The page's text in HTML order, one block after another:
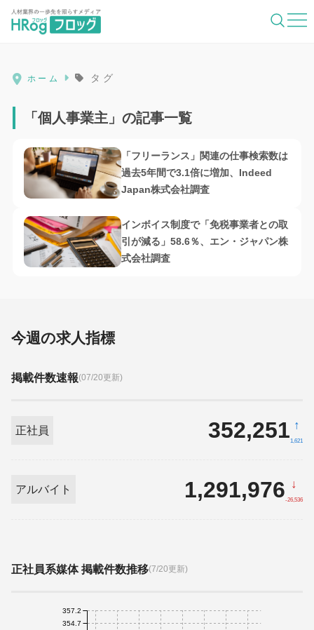
HRog | 人材業界の一歩先を照らすメディ
ホーム タグ
「個人事業主」の記事一覧
「フリーランス」関連の仕事検索数は
過去5年間で3.1倍に増加、Indeed
Japan株式会社調査
インボイス制度で「免税事業者との取
引が減る」58.6％、エン・ジャパン株
式会社調査
今週の求人指標
掲載件数速報(07/20更新)
正社員 352,251 ↑
1,621
アルバイト 1,291,976 ↓
-26,536
正社員系媒体 掲載件数推移(7/20更新)
354.7
357.2